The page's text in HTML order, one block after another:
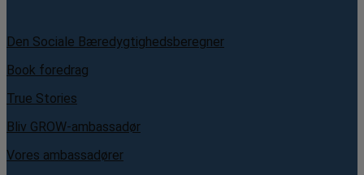
Den Sociale Bæredygtighedsberegner
Book foredrag
True Stories
Bliv GROW-ambassadør
Vores ambassadører